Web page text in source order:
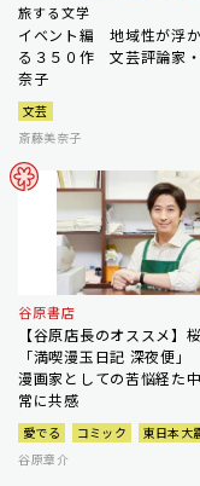
旅する文学
イベント編 地域性が浮
る３５０作 文芸評論家
奈子
文芸
斎藤美奈子
谷原書店
【谷原店長のオススメ】
「満喫漫玉日記 深夜便
漫画家としての苦悩経た
常に共感
愛でる コミック
東日本大
谷原章介